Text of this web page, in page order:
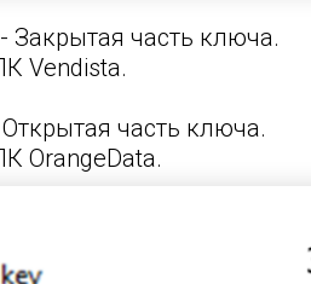
- Закрытая часть ключа.
Vendista.
Открытая часть ключа.
OrangeData.